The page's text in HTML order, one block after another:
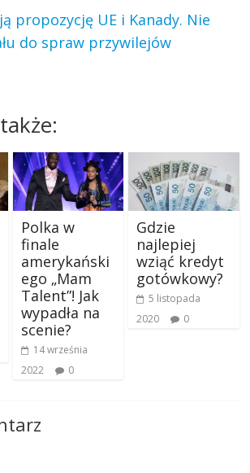
propozycję UE i Kanady. Nie
do spraw przywilejów
Polka w
finale
amerykański
ego „Mam
Talent”! Jak
wypadła na
scenie?
14 września
2022
0
Gdzie
najlepiej
wziąć kredyt
gotówkowy?
5 listopada
2020
0